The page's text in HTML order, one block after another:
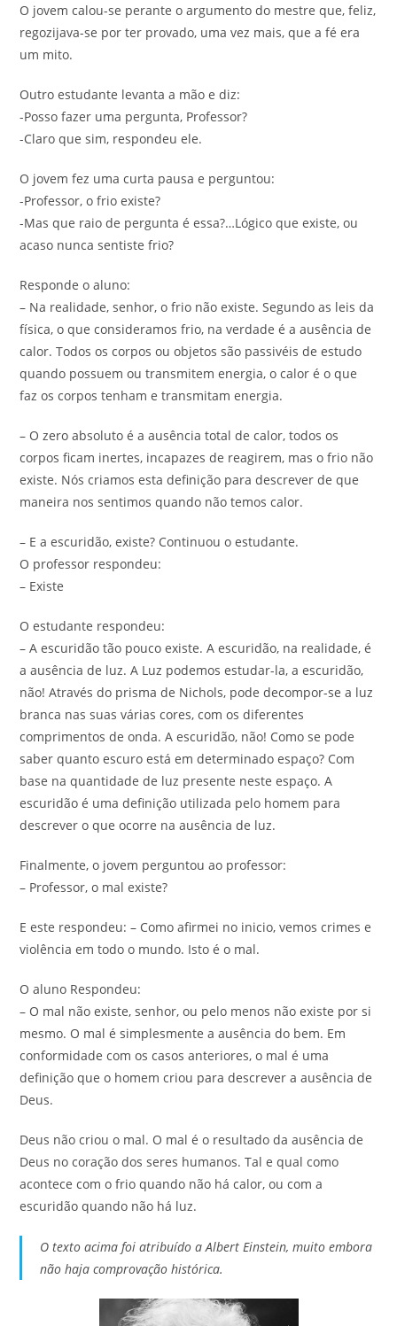
O jovem calou-se perante o argumento do mestre que, feliz,
regozijava-se por ter provado, uma vez mais, que a fé era
um mito.
Outro estudante levanta a mão e diz:
-Posso fazer uma pergunta, Professor?
-Claro que sim, respondeu ele.
O jovem fez uma curta pausa e perguntou:
-Professor, o frio existe?
-Mas que raio de pergunta é essa?…Lógico que existe, ou
acaso nunca sentiste frio?
Responde o aluno:
– Na realidade, senhor, o frio não existe. Segundo as leis da
física, o que consideramos frio, na verdade é a ausência de
calor. Todos os corpos ou objetos são passivéis de estudo
quando possuem ou transmitem energia, o calor é o que
faz os corpos tenham e transmitam energia.
– O zero absoluto é a ausência total de calor, todos os
corpos ficam inertes, incapazes de reagirem, mas o frio não
existe. Nós criamos esta definição para descrever de que
maneira nos sentimos quando não temos calor.
– E a escuridão, existe? Continuou o estudante.
O professor respondeu:
– Existe
O estudante respondeu:
– A escuridão tão pouco existe. A escuridão, na realidade, é
a ausência de luz. A Luz podemos estudar-la, a escuridão,
não! Através do prisma de Nichols, pode decompor-se a luz
branca nas suas várias cores, com os diferentes
comprimentos de onda. A escuridão, não! Como se pode
saber quanto escuro está em determinado espaço? Com
base na quantidade de luz presente neste espaço. A
escuridão é uma definição utilizada pelo homem para
descrever o que ocorre na ausência de luz.
Finalmente, o jovem perguntou ao professor:
– Professor, o mal existe?
E este respondeu: – Como afirmei no inicio, vemos crimes e
violência em todo o mundo. Isto é o mal.
O aluno Respondeu:
– O mal não existe, senhor, ou pelo menos não existe por si
mesmo. O mal é simplesmente a ausência do bem. Em
conformidade com os casos anteriores, o mal é uma
definição que o homem criou para descrever a ausência de
Deus.
Deus não criou o mal. O mal é o resultado da ausência de
Deus no coração dos seres humanos. Tal e qual como
acontece com o frio quando não há calor, ou com a
escuridão quando não há luz.
O texto acima foi atribuído a Albert Einstein, muito embora
não haja comprovação histórica.